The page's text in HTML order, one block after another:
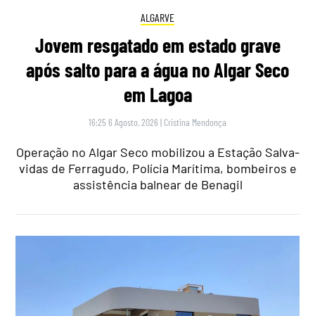
ALGARVE
Jovem resgatado em estado grave
após salto para a água no Algar Seco
em Lagoa
16:25 6 Agosto, 2026 | Cristina Mendonça
Operação no Algar Seco mobilizou a Estação Salva-
vidas de Ferragudo, Polícia Marítima, bombeiros e
assistência balnear de Benagil